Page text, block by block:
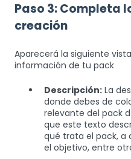
Paso 3: Completa
creación
Aparecerá la siguiente
información de tu pack
Descripción: La
donde debes de
relevante del pack
que este texto
qué trata el pack, a
el objetivo, entre